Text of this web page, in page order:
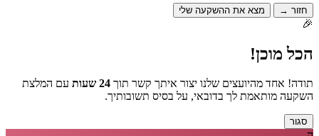
חזור → מצא את ההשקעה שלי
🎉
הכל מוכן!
תודה! אחד מהיועצים שלנו יצור איתך קשר תוך 24 שעות
עם המלצת
השקעה מותאמת לך בדובאי, על בסיס תשובותיך.
סגור